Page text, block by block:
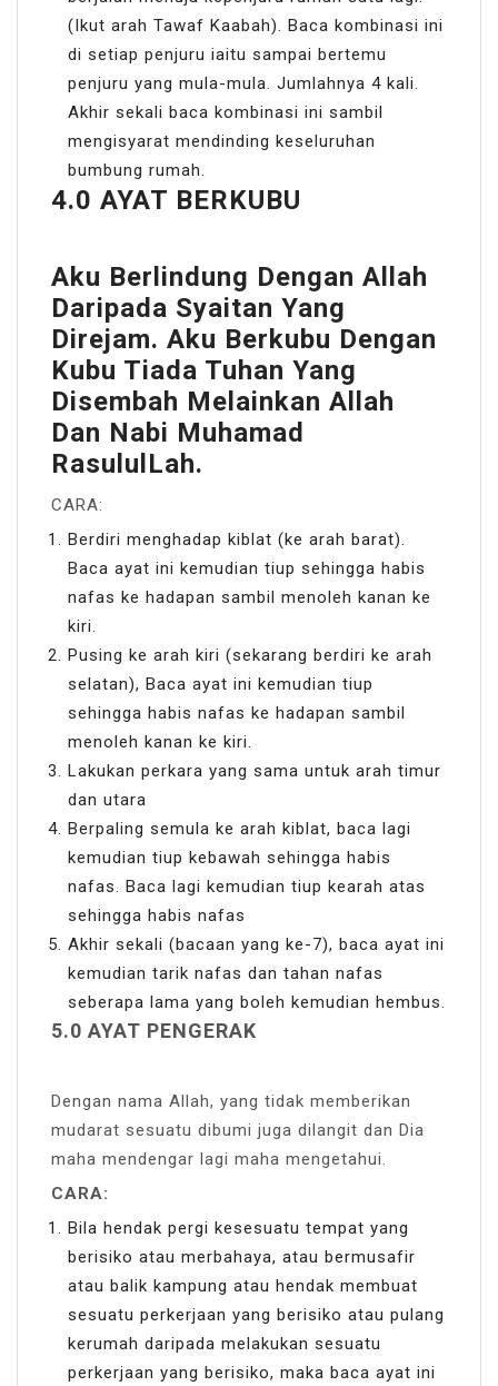
(Ikut arah Tawaf Kaabah). Baca kombinasi ini
di setiap penjuru iaitu sampai bertemu
penjuru yang mula-mula. Jumlahnya 4 kali.
Akhir sekali baca kombinasi ini sambil
mengisyarat mendinding keseluruhan
bumbung rumah.
4.0 AYAT BERKUBU
Aku Berlindung Dengan Allah
Daripada Syaitan Yang
Direjam. Aku Berkubu Dengan
Kubu Tiada Tuhan Yang
Disembah Melainkan Allah
Dan Nabi Muhamad
RasululLah.
CARA:
Berdiri menghadap kiblat (ke arah barat).
Baca ayat ini kemudian tiup sehingga habis
nafas ke hadapan sambil menoleh kanan ke
kiri.
Pusing ke arah kiri (sekarang berdiri ke arah
selatan), Baca ayat ini kemudian tiup
sehingga habis nafas ke hadapan sambil
menoleh kanan ke kiri.
Lakukan perkara yang sama untuk arah timur
dan utara
Berpaling semula ke arah kiblat, baca lagi
kemudian tiup kebawah sehingga habis
nafas. Baca lagi kemudian tiup kearah atas
sehingga habis nafas
Akhir sekali (bacaan yang ke-7), baca ayat ini
kemudian tarik nafas dan tahan nafas
seberapa lama yang boleh kemudian hembus.
5.0 AYAT PENGERAK
Dengan nama Allah, yang tidak memberikan
mudarat sesuatu dibumi juga dilangit dan Dia
maha mendengar lagi maha mengetahui.
CARA:
Bila hendak pergi kesesuatu tempat yang
berisiko atau merbahaya, atau bermusafir
atau balik kampung atau hendak membuat
sesuatu perkerjaan yang berisiko atau pulang
kerumah daripada melakukan sesuatu
perkerjaan yang berisiko, maka baca ayat ini